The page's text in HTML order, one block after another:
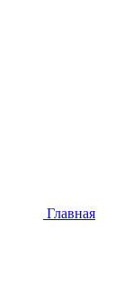
Главная